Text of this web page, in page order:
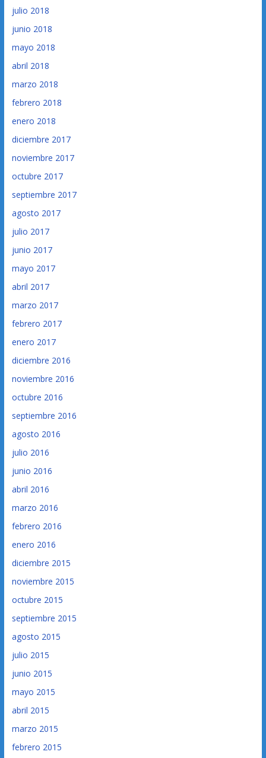
julio 2018
junio 2018
mayo 2018
abril 2018
marzo 2018
febrero 2018
enero 2018
diciembre 2017
noviembre 2017
octubre 2017
septiembre 2017
agosto 2017
julio 2017
junio 2017
mayo 2017
abril 2017
marzo 2017
febrero 2017
enero 2017
diciembre 2016
noviembre 2016
octubre 2016
septiembre 2016
agosto 2016
julio 2016
junio 2016
abril 2016
marzo 2016
febrero 2016
enero 2016
diciembre 2015
noviembre 2015
octubre 2015
septiembre 2015
agosto 2015
julio 2015
junio 2015
mayo 2015
abril 2015
marzo 2015
febrero 2015